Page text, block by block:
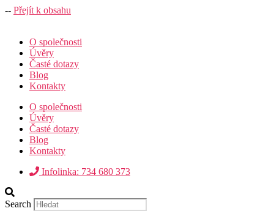
-- Přejít k obsahu
O společnosti
Úvěry
Časté dotazy
Blog
Kontakty
O společnosti
Úvěry
Časté dotazy
Blog
Kontakty
Infolinka: 734 680 373
Search